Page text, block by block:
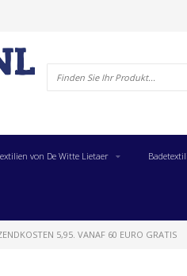
von De Witte Lietaer
5,95. VANAF 60 EURO GRATIS